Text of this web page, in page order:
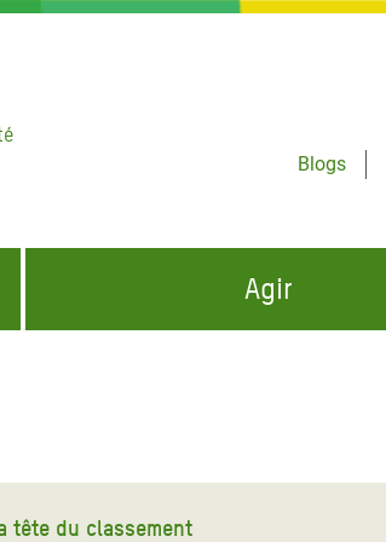
Blogs
Agir
tête du classement